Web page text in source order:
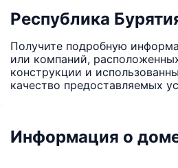
Республика
Получите подробную
или компаний,
конструкции и
качество предоставляемых
Информация о